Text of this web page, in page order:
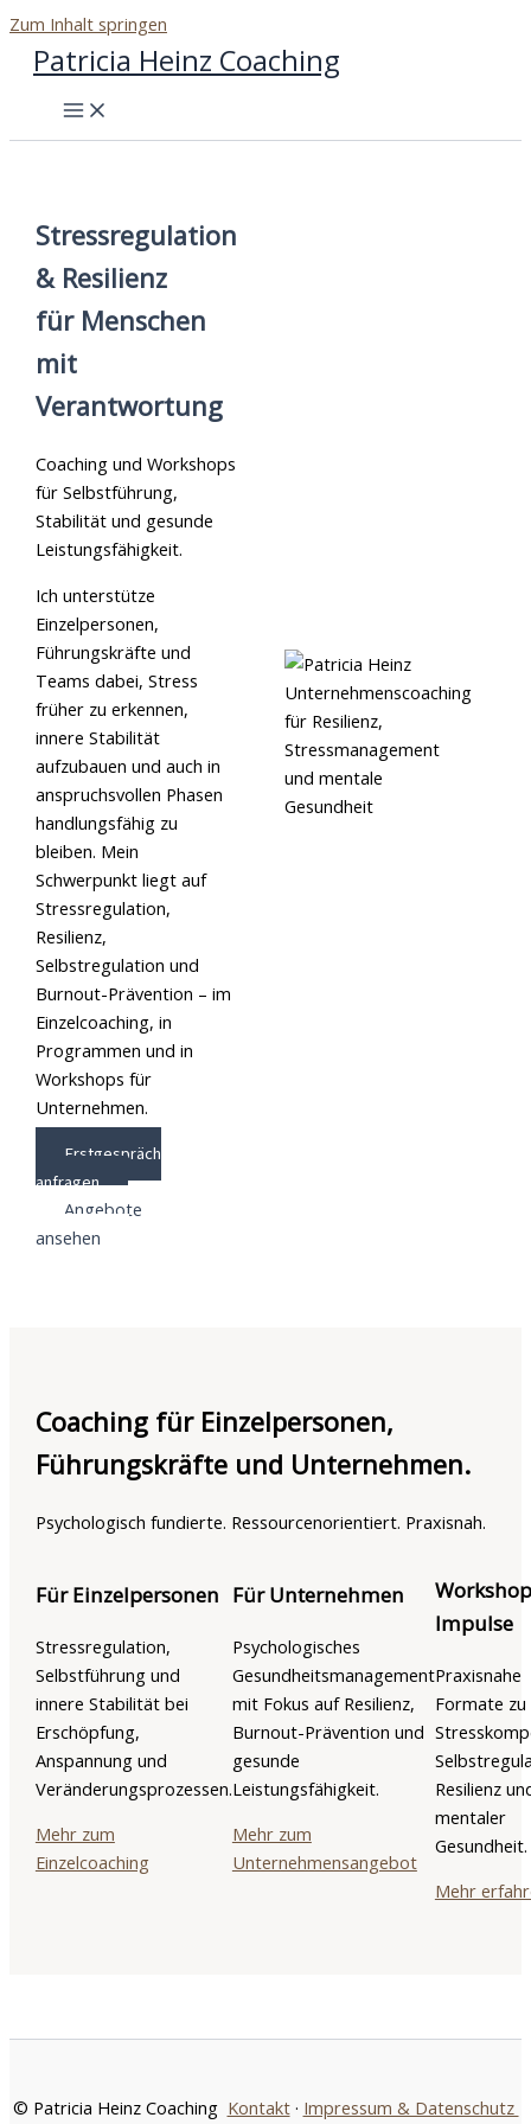
Zum Inhalt springen
Patricia Heinz Coaching
Stressregulation
& Resilienz
für Menschen
mit
Verantwortung
Coaching und Workshops
für Selbstführung,
Stabilität und gesunde
Leistungsfähigkeit.
Ich unterstütze
Einzelpersonen,
Führungskräfte und
Teams dabei, Stress
früher zu erkennen,
innere Stabilität
aufzubauen und auch in
anspruchsvollen Phasen
handlungsfähig zu
bleiben. Mein
Schwerpunkt liegt auf
Stressregulation,
Resilienz,
Selbstregulation und
Burnout-Prävention – im
Einzelcoaching, in
Programmen und in
Workshops für
Unternehmen.
Erstgespräch
anfragen
Angebote
ansehen
Coaching für Einzelpersonen,
Führungskräfte und Unternehmen.
Psychologisch fundierte. Ressourcenorientiert. Praxisnah.
Für Einzelpersonen
Stressregulation,
Selbstführung und
innere Stabilität bei
Erschöpfung,
Anspannung und
Veränderungsprozessen.
Mehr zum
Einzelcoaching
Für Unternehmen
Psychologisches
Gesundheitsmanagement
mit Fokus auf Resilienz,
Burnout-Prävention und
gesunde
Leistungsfähigkeit.
Mehr zum
Unternehmensangebot
Impulse
Praxisnahe
Formate zu
Resilienz
mentaler
Gesundheit.
Mehr
© Patricia Heinz Coaching Kontakt· Impressum & Datenschutz